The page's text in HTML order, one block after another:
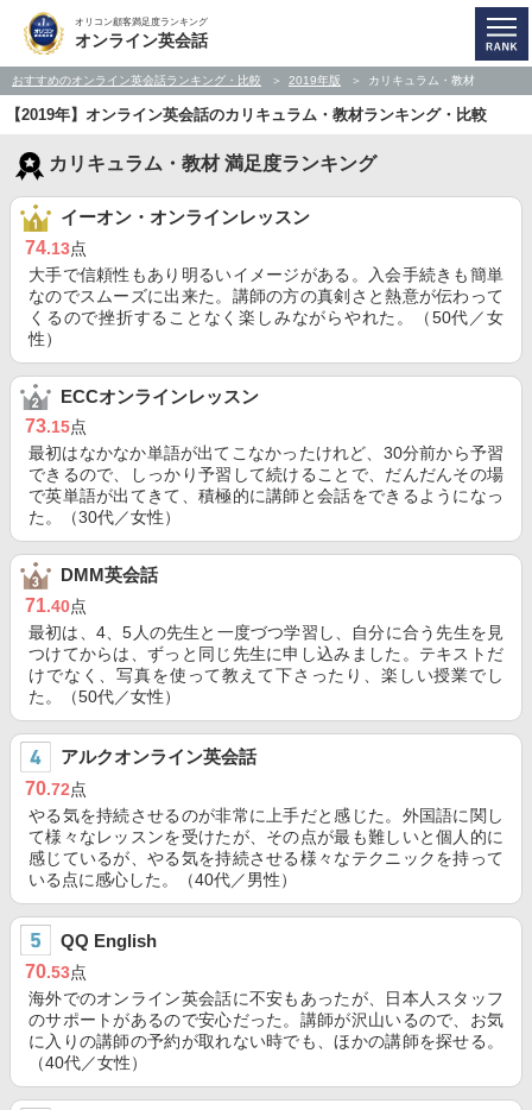
オリコン顧客満足度ランキング
オンライン英会話
おすすめのオンライン英会話ランキング・比較 2019年版 カリキュラム・教材
【2019年】オンライン英会話のカリキュラム・教材ランキング・比較
カリキュラム・教材 満足度ランキング
イーオン・オンラインレッスン
74.13点
大手で信頼性もあり明るいイメージがある。入会手続きも簡単
なのでスムーズに出来た。講師の方の真剣さと熱意が伝わって
くるので挫折することなく楽しみながらやれた。（50代／女
性）
ECCオンラインレッスン
73.15点
最初はなかなか単語が出てこなかったけれど、30分前から予習
できるので、しっかり予習して続けることで、だんだんその場
で英単語が出てきて、積極的に講師と会話をできるようになっ
た。（30代／女性）
DMM英会話
71.40点
最初は、4、5人の先生と一度づつ学習し、自分に合う先生を見
つけてからは、ずっと同じ先生に申し込みました。テキストだ
けでなく、写真を使って教えて下さったり、楽しい授業でし
た。（50代／女性）
アルクオンライン英会話
70.72点
やる気を持続させるのが非常に上手だと感じた。外国語に関し
て様々なレッスンを受けたが、その点が最も難しいと個人的に
感じているが、やる気を持続させる様々なテクニックを持って
いる点に感心した。（40代／男性）
QQ English
70.53点
海外でのオンライン英会話に不安もあったが、日本人スタッフ
のサポートがあるので安心だった。講師が沢山いるので、お気
に入りの講師の予約が取れない時でも、ほかの講師を探せる。
（40代／女性）